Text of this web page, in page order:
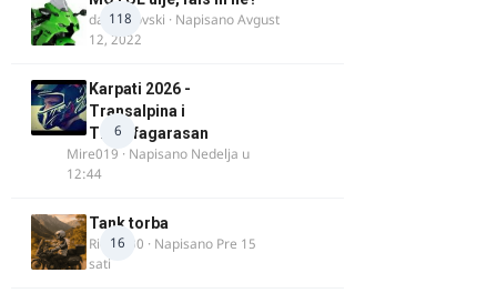
118
dalipopovski · NapisanoAvgust
12, 2022
6
Karpati 2026 -
Transalpina i
Transfagarasan
Mire019 · Napisano Nedelja u
12:44
16
Tank torba
Rider000 · Napisano Pre 15
sati